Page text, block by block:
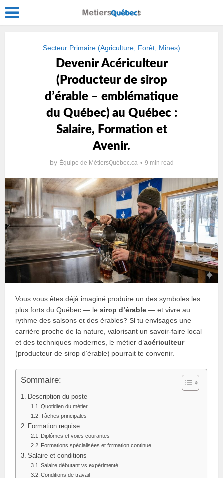
Secteur Primaire (Agriculture, Forêt, Mines)
Devenir Acériculteur
(Producteur de sirop
dʼérable – emblématique
du Québec) au Québec :
Salaire, Formation et
Avenir.
by Équipe de MétiersQuébec.ca 9 min read
Vous vous êtes déjà imaginé produire un des symboles les
plus forts du Québec — lesirop dʼérable — et vivre au
rythme des saisons et des érables? Si tu envisages une
carrière proche de la nature, valorisant un savoir-faire local
et des techniques modernes, le métier d’acériculteur
(producteur de sirop dʼérable) pourrait te convenir.
Sommaire:
Description du poste
Quotidien du métier
Tâches principales
Formation requise
Diplômes et voies courantes
Formations spécialisées et formation continue
Salaire et conditions
Salaire débutant vs expérimenté
Conditions de travail